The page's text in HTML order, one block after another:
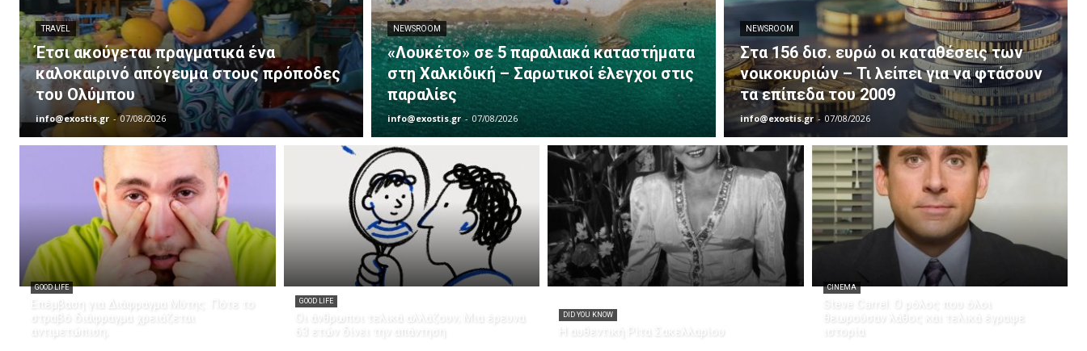
TRAVEL
Έτσι ακούγεται πραγματικά ένα
καλοκαιρινό απόγευμα στους πρόποδες
του Ολύμπου
info@exostis.gr - 07/08/2026
NEWSROOM
«Λουκέτο» σε 5 παραλιακά καταστήματα
στη Χαλκιδική – Σαρωτικοί έλεγχοι στις
παραλίες
info@exostis.gr - 07/08/2026
NEWSROOM
Στα 156 δισ. ευρώ οι καταθέσεις των
νοικοκυριών – Τι λείπει για να φτάσουν
τα επίπεδα του 2009
info@exostis.gr - 07/08/2026
GOOD LIFE
Επέμβαση για Διάφραγμα Μύτης: Πότε το
στραβό διάφραγμα χρειάζεται
αντιμετώπιση;
GOOD LIFE
Οι άνθρωποι τελικά αλλάζουν; Μια έρευνα
63 ετών δίνει την απάντηση
DID YOU KNOW
Η αυθεντική Ρίτα Σακελλαρίου
CINEMA
Steve Carrel: Ο ρόλος που όλοι
θεωρούσαν λάθος και τελικά έγραψε